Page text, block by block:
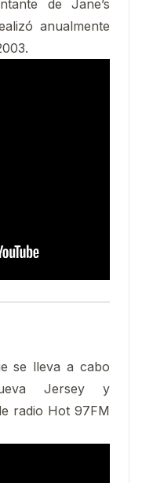
de Jane’s
anualmente
se lleva a cabo
Jersey y
radio Hot 97FM